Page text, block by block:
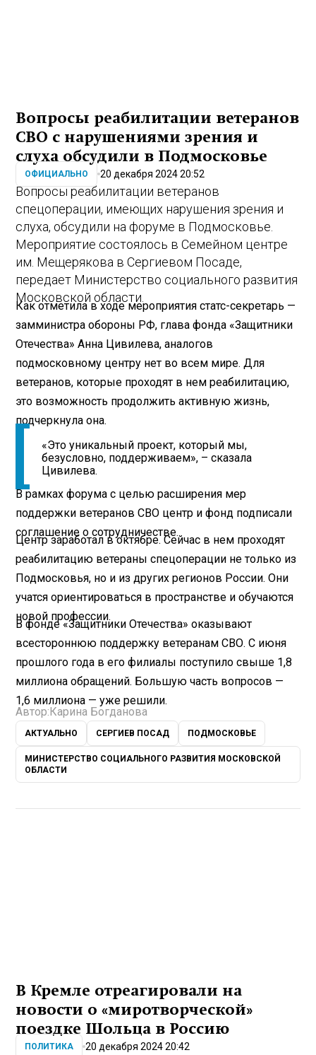
Вопросы реабилитации ветеранов
СВО с нарушениями зрения и
слуха обсудили в Подмосковье
ОФИЦИАЛЬНО 20 декабря 2024 20:52
Вопросы реабилитации ветеранов
спецоперации, имеющих нарушения зрения и
слуха, обсудили на форуме в Подмосковье.
Мероприятие состоялось в Семейном центре
им. Мещерякова в Сергиевом Посаде,
передает Министерство социального развития
Московской области.
Как отметила в ходе мероприятия статс-секретарь —
замминистра обороны РФ, глава фонда «Защитники
Отечества» Анна Цивилева, аналогов
подмосковному центру нет во всем мире. Для
ветеранов, которые проходят в нем реабилитацию,
это возможность продолжить активную жизнь,
подчеркнула она.
«Это уникальный проект, который мы,
безусловно, поддерживаем», – сказала
Цивилева.
В рамках форума с целью расширения мер
поддержки ветеранов СВО центр и фонд подписали
соглашение о сотрудничестве.
Центр заработал в октябре. Сейчас в нем проходят
реабилитацию ветераны спецоперации не только из
Подмосковья, но и из других регионов России. Они
учатся ориентироваться в пространстве и обучаются
новой профессии.
В фонде «Защитники Отечества» оказывают
всестороннюю поддержку ветеранам СВО. С июня
прошлого года в его филиалы поступило свыше 1,8
миллиона обращений. Большую часть вопросов —
1,6 миллиона — уже решили.
Автор: Карина Богданова
АКТУАЛЬНО СЕРГИЕВ ПОСАД ПОДМОСКОВЬЕ
МИНИСТЕРСТВО СОЦИАЛЬНОГО РАЗВИТИЯ МОСКОВСКОЙ
ОБЛАСТИ
В Кремле отреагировали на
новости о «миротворческой»
поездке Шольца в Россию
ПОЛИТИКА 20 декабря 2024 20:42